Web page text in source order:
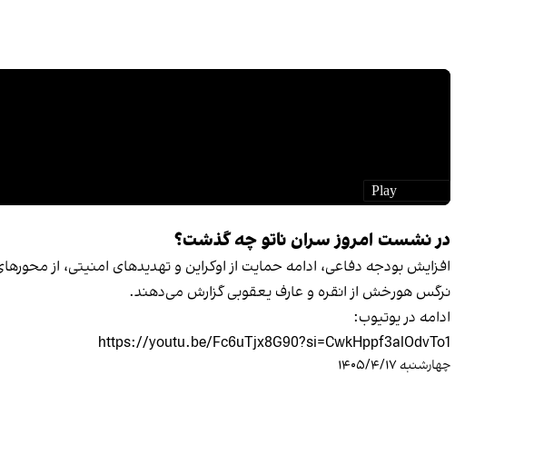
در نشست امروز سران ناتو چه گذشت؟
افزایش بودجه دفاعی، ادامه حمایت از اوکراین و تهدیدهای امنیتی، از
نرگس هورخش از انقره و عارف یعقوبی گزارش می‌دهند.
ادامه در یوتیوب:
https://youtu.be/Fc6uTjx8G90?si=CwkHppf3alOdvTo1
چهارشنبه ۱۴۰۵/۴/۱۷